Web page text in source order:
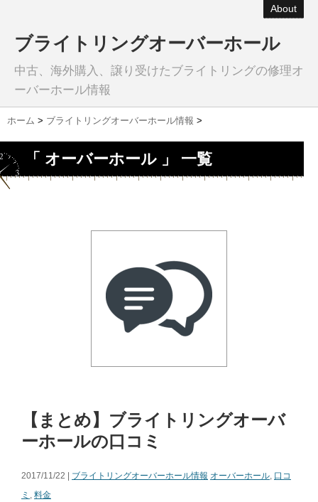
About
ブライトリングオーバーホール
中古、海外購入、譲り受けたブライトリングの修理オ
ーバーホール情報
ホーム > ブライトリングオーバーホール情報 >
「 オーバーホール 」 一覧
【まとめ】ブライトリングオーバ
ーホールの口コミ
2017/11/22 | ブライトリングオーバーホール情報 オーバーホール, 口コ
ミ , 料金